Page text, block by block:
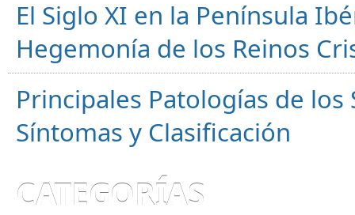
El Siglo XI en la Península
Hegemonía de los Reinos
Principales Patologías de
Síntomas y Clasificación
CATEGORÍAS